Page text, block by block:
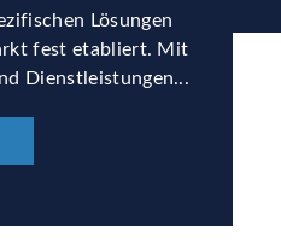
Lösungen
fest etabliert. Mit
Dienstleistungen...